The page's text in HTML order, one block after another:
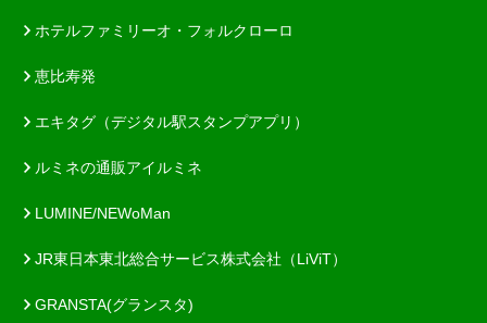
ホテルファミリーオ・フォルクローロ
恵比寿発
エキタグ（デジタル駅スタンプアプリ）
ルミネの通販アイルミネ
LUMINE/NEWoMan
JR東日本東北総合サービス株式会社（LiViT）
GRANSTA(グランスタ)